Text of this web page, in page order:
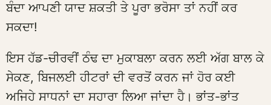
ਬੰਦਾ ਆਪਣੀ ਯਾਦ ਸ਼ਕਤੀ ਤੇ ਪੂਰਾ ਭਰੋਸਾ ਤਾਂ ਨਹੀਂ ਕਰ
ਸਕਦਾ!
ਇਸ ਹੱਡ-ਚੀਰਵੀਂ ਠੰਢ ਦਾ ਮੁਕਾਬਲਾ ਕਰਨ ਲਈ ਅੱਗ ਬਾਲ ਕੇ
ਸੇਕਣ, ਬਿਜਲਈ ਹੀਟਰਾਂ ਦੀ ਵਰਤੋਂ ਕਰਨ ਜਾਂ ਹੋਰ ਕਈ
ਅਜਿਹੇ ਸਾਧਨਾਂ ਦਾ ਸਹਾਰਾ ਲਿਆ ਜਾਂਦਾ ਹੈ। ਭਾਂਤ-ਭਾਂਤ